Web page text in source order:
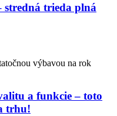
stredná trieda plná
výbavou na rok
a funkcie – toto
trhu!